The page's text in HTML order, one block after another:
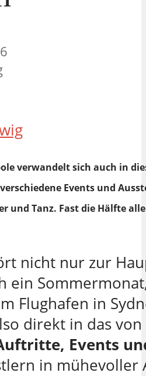
verwandelt sich auch in
Events und
und Tanz. Fast die Hälfte
nicht nur zur
ein
Flughafen in
direkt in das
Events
in